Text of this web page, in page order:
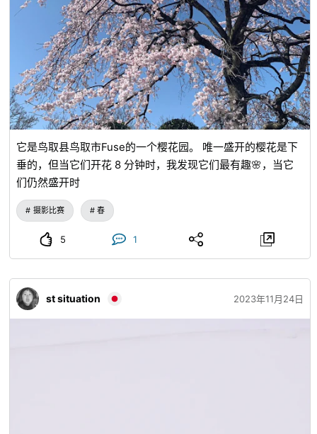
它是鸟取县鸟取市Fuse的一个樱花园。 唯一盛开的樱花是下
垂的，但当它们开花 8 分钟时，我发现它们最有趣🌸，当它
们仍然盛开时
摄影比赛 春
5 1
st situation 2023年11月24日